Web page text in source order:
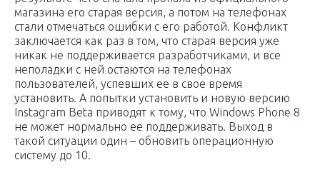
магазина его старая версия, а потом на телефонах
стали отмечаться ошибки с его работой. Конфликт
заключается как раз в том, что старая версия уже
никак не поддерживается разработчиками, и все
неполадки с ней остаются на телефонах
пользователей, успевших ее в свое время
установить. А попытки установить и новую версию
Instagram Beta приводят к тому, что Windows Phone 8
не может нормально ее поддерживать. Выход в
такой ситуации один – обновить операционную
систему до 10.